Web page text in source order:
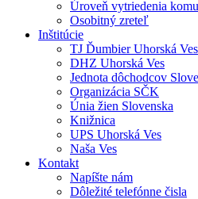
Úroveň vytriedenia
Osobitný zreteľ
Inštitúcie
TJ Ďumbier Uhorská Ves
DHZ Uhorská Ves
Jednota dôchodcov
Organizácia SČK
Únia žien Slovenska
Knižnica
UPS Uhorská Ves
Naša Ves
Kontakt
Napíšte nám
Dôležité telefónne čisla